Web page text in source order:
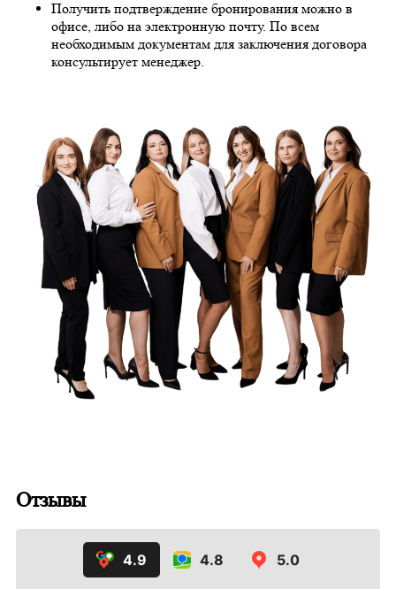
Получить подтверждение бронирования можно в
офисе, либо на электронную почту. По всем
необходимым документам для заключения договора
консультирует менеджер.
Отзывы
4.9 4.8 5.0